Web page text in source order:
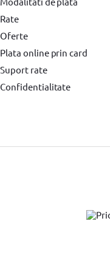
Accesorii scule electrice BOSCH
Echipamente de protectie
Surubelnita electrica BOSCH
Rate
Oferte
Plata online prin card
Suport rate
Confidentialitate